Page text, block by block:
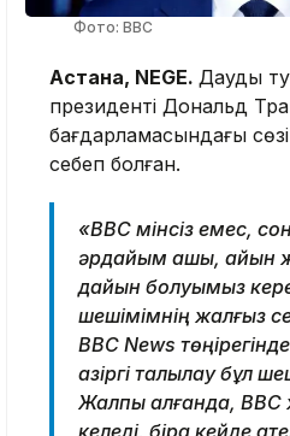
Фото: BBC
Астана, NEGE. Даудың
президенті Дональд
бағдарламасындағы сөзі
себеп болған.
«BBC мінсіз емес,
әрдайым ашық, айқын
дайын болуымыз
шешімімнің жалғыз
BBC News
қазіргі талқылау бұл
Жалпы алғанда, BBC